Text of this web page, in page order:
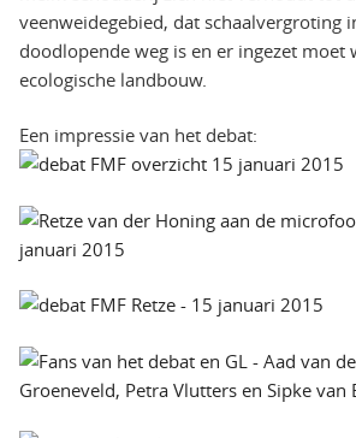
veenweidegebied, dat schaalvergroting
doodlopende weg is en er ingezet moet
ecologische landbouw.
Een impressie van het debat: